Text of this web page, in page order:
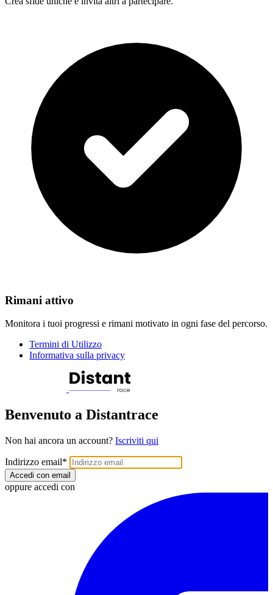
Rimani attivo
Monitora i tuoi progressi e rimani motivato in ogni fase del percorso.
Termini di Utilizzo
Informativa sulla privacy
Benvenuto a Distantrace
Non hai ancora un account? Iscriviti qui
Indirizzo email*
Accedi con email
oppure accedi con